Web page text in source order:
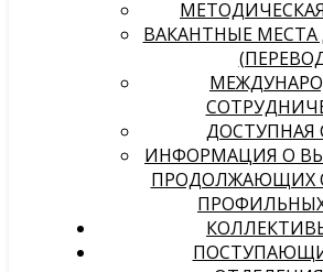
ВАКАНТНЫЕ
ДОСТУПНАЯ
ИНФОРМАЦИЯ О
ПРОДОЛЖАЮЩИХ